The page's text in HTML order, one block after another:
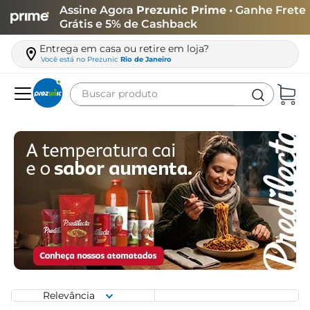
Assine Agora Prezunic Prime • Ganhe Frete
Grátis e 5% de Cashback
Entrega em casa ou retire em loja?
Você está no Prezunic Rio de Janeiro
Buscar produto
Relevância
carne
leite
queijo
arroz
iogurte
azeite